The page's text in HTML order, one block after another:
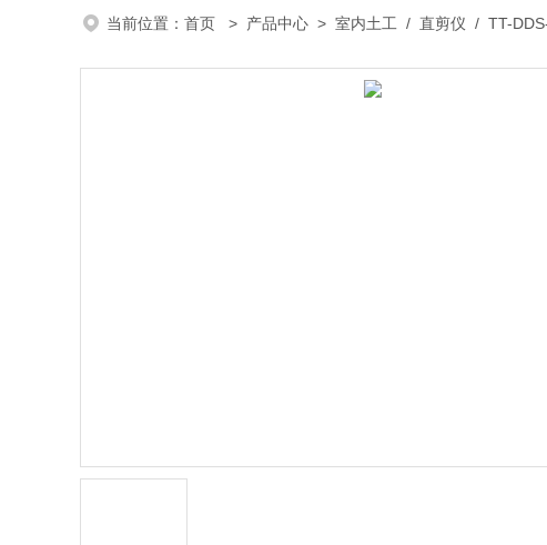
当前位置： 首页 > 产品中心 > 室内土工 / 直剪仪 / TT-